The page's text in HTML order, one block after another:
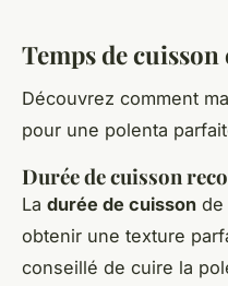
Temps de
Découvrez comment
pour une polenta
Durée de cuisson
La durée de cuisson de
obtenir une texture
conseillé de cuire la